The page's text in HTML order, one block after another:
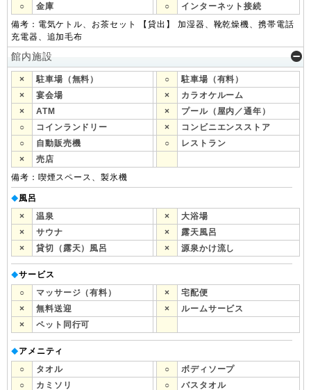
○
金庫 ○
インターネット接続
備考：電気ケトル、お茶セット 【貸出】 加湿器、靴乾燥機、携帯電話
充電器、追加毛布
館内施設
× 駐車場（無料） ○
駐車場（有料）
×
宴会場 ×
カラオケルーム
×
ATM ×
プール（屋内／通年）
○
コインランドリー ×
コンビニエンスストア
○
自動販売機 ○
レストラン
×
売店
備考：喫煙スペース、製氷機
◆風呂
×
温泉 ×
大浴場
×
サウナ ×
露天風呂
×
貸切（露天）風呂 × 源泉かけ流し
◆サービス
○
マッサージ（有料） ×
宅配便
×
無料送迎 ×
ルームサービス
×
ペット同行可
◆アメニティ
○
タオル ○
ボディソープ
○
カミソリ ○ バスタオル